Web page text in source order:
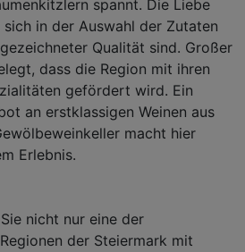
spannt. Die Liebe
in der Auswahl der Zutaten
Qualität sind. Großer
dass die Region mit ihren
gefördert wird. Ein
an erstklassigen Weinen aus
macht hier
Erlebnis.
nicht nur eine der
der Steiermark mit